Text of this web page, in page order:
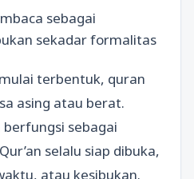
sebagai
sekadar formalitas
terbentuk, quran
asing atau berat.
sebagai
selalu siap dibuka,
atau kesibukan.